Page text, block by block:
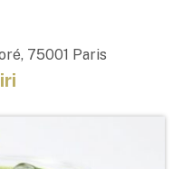
75001 Paris